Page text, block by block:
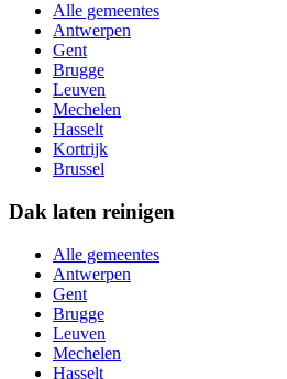
Alle gemeentes
Antwerpen
Gent
Brugge
Leuven
Mechelen
Hasselt
Kortrijk
Brussel
Dak laten reinigen
Alle gemeentes
Antwerpen
Gent
Brugge
Leuven
Mechelen
Hasselt